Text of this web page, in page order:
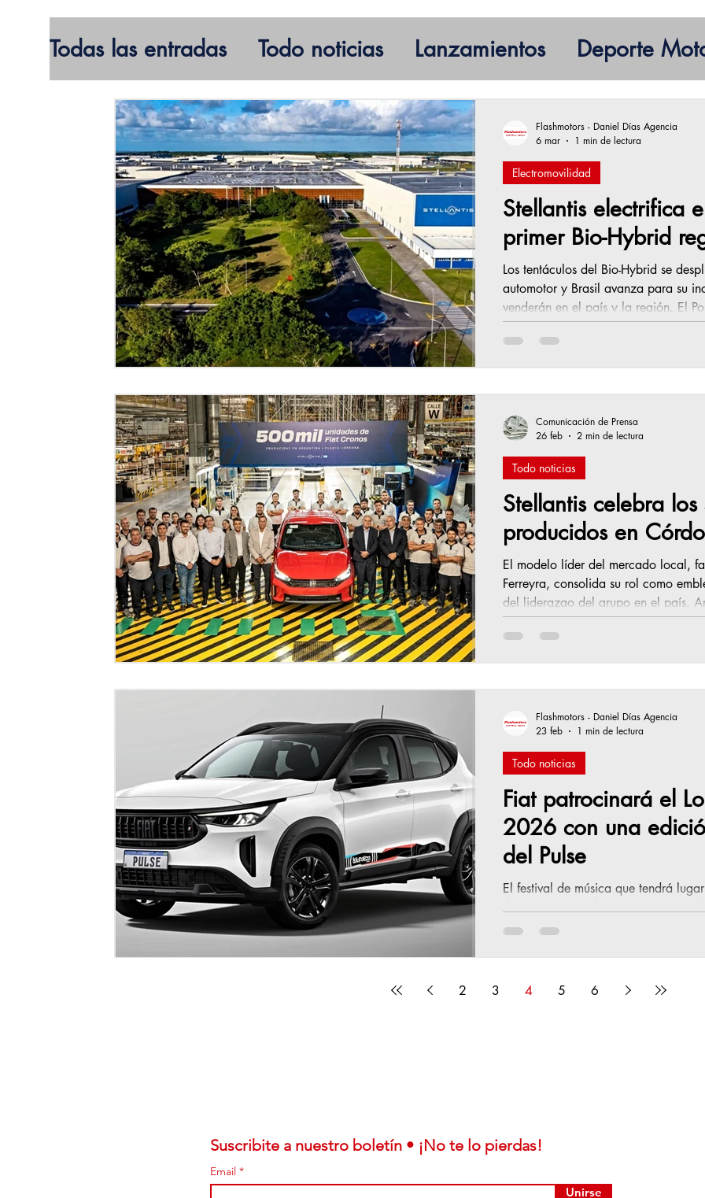
Todas las entradas Todo noticias Lanzamientos Deporte
Electromovilidad
Stellantis electrifica
primer Bio-Hybrid
Los tentáculos del Bio-Hybrid se
automotor y Brasil avanza para su
venderán en el país y la región. El Polo Automotivo de Goiana se prepara
para marcar un hito en la industria
híbrido ligero flex. Esta apuesta se
Electromovilidad
Flashmotors - Daniel Días Agencia
6 mar
1 min de lectura
Stellantis celebra
producidos en
El modelo líder del mercado local,
Ferreyra, consolida su rol como
del liderazgo del grupo en el país.
alcanzó un nuevo hito industrial
500.000 del Fiat Cronos en su Polo Industrial Córdoba, reafirmando el rol
Todo noticias
Comunicación de Prensa
26 feb
2 min de lectura
Fiat patrocinará el
2026 con una
del Pulse
El festival de música que tendrá
de escenario también para mostrar
solo 550 unidades. En nombre de
música - la marca lanza una
Todo noticias
Flashmotors - Daniel Días Agencia
23 feb
1 min de lectura
2 3 4 5 6
Suscribite a nuestro boletín • ¡No te lo pierdas!
Email
Unirse